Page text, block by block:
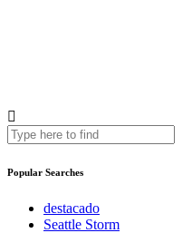
Popular Searches
destacado
Seattle Storm